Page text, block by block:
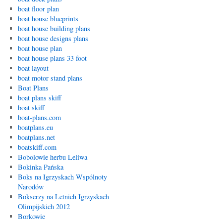
boat floor plan
boat house blueprints
boat house building plans
boat house designs plans
boat house plan
boat house plans 33 foot
boat layout
boat motor stand plans
Boat Plans
boat plans skiff
boat skiff
boat-plans.com
boatplans.eu
boatplans.net
boatskiff.com
Bobolowie herbu Leliwa
Bokinka Pańska
Boks na Igrzyskach Wspólnoty
Narodów
Bokserzy na Letnich Igrzyskach
Olimpijskich 2012
Borkowie